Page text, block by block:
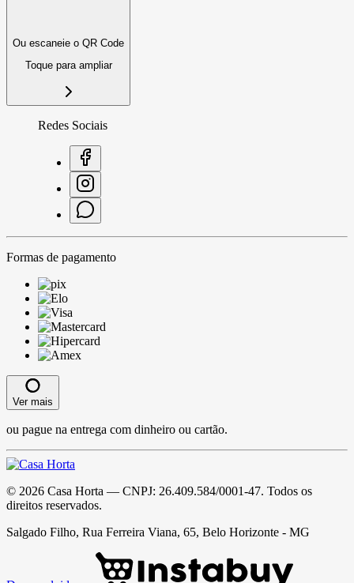
Ou escaneie o QR Code
Toque para ampliar
Redes Sociais
Formas de pagamento
Ver mais
ou pague na entrega com dinheiro ou cartão.
© 2026 Casa Horta — CNPJ: 26.409.584/0001-47. Todos os
direitos reservados.
Salgado Filho, Rua Ferreira Viana, 65, Belo Horizonte - MG